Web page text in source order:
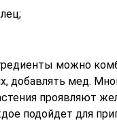
можно
добавлять мед.
проявляют
подойдет для